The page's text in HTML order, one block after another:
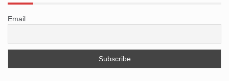
Email